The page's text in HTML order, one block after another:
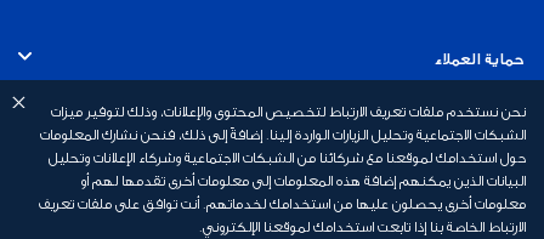
نحن نستخدم ملفات تعريف الارتباط لتخصيص المحتوى والإعلانات، وذلك لتوفير ميزات
الشبكات الاجتماعية وتحليل الزيارات الواردة إلينا. إضافةً إلى ذلك، فنحن نشارك المعلومات
حول استخدامك لموقعنا مع شركائنا من الشبكات الاجتماعية وشركاء الإعلانات وتحليل
البيانات الذين يمكنهم إضافة هذه المعلومات إلى معلومات أخرى تقدمها لهم أو
معلومات أخرى يحصلون عليها من استخدامك لخدماتهم. أنت توافق على ملفات تعريف
الارتباط الخاصة بنا إذا تابعت استخدامك لموقعنا الإلكتروني.
الخدمات المصرفية الخاصة
الحسابات
البطاقات الائتمانية
التمويل الشخصي
حماية العملاء
رسوم الخدمات البنكية
مبادئ وقواعد حماية العملاء
روابط سريعة
نبذة عن بنك أبوظبي الأول السعودية